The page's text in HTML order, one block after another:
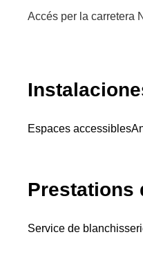
Accés per la carretera
Espaces accessibles
Prestations
Service de